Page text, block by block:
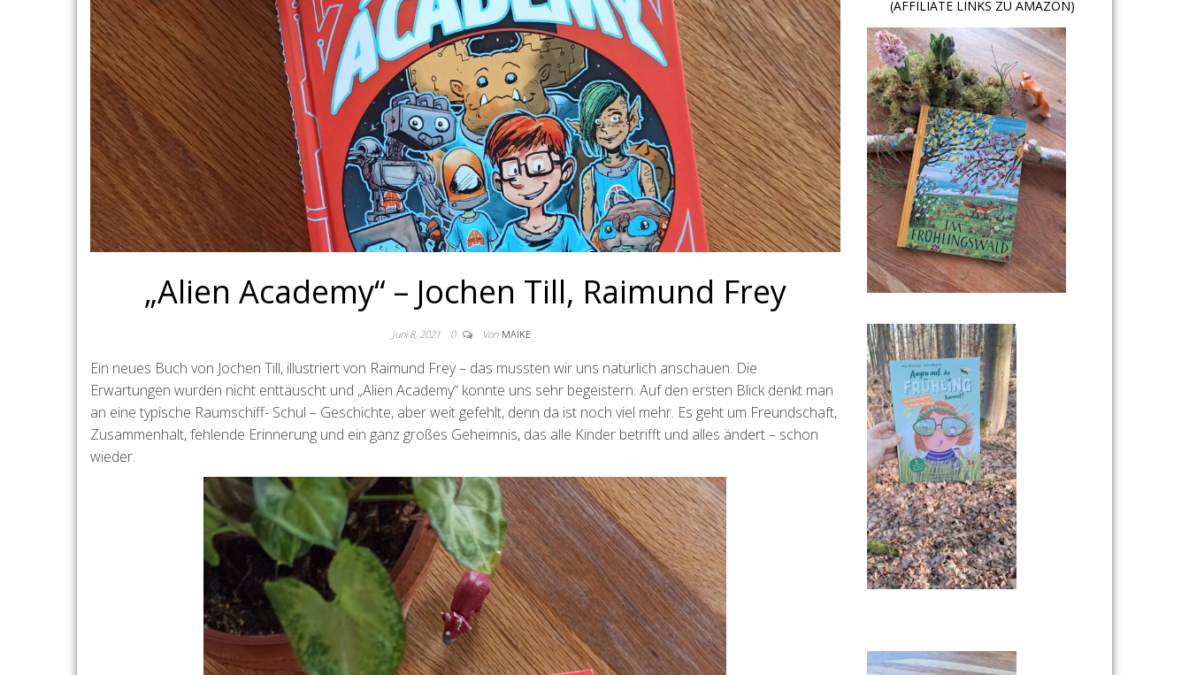
„Alien Academy“ – Jochen Till, Raimund Frey
Juni 8, 2021 0 Von MAIKE
Ein neues Buch von Jochen Till, illustriert von Raimund Frey – das mussten wir uns natürlich anschauen. Die
Erwartungen wurden nicht enttäuscht und „Alien Academy“ konnte uns sehr begeistern. Auf den ersten Blick denkt man
an eine typische Raumschiff- Schul – Geschichte, aber weit gefehlt, denn da ist noch viel mehr. Es geht um Freundschaft,
Zusammenhalt, fehlende Erinnerung und ein ganz großes Geheimnis, das alle Kinder betrifft und alles ändert – schon
wieder.
(AFFILIATE LINKS ZU AMAZON)